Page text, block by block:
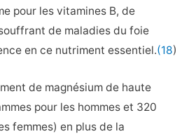
pour les vitamines B, de
de maladies du foie
en ce nutriment essentiel.(18)
de magnésium de haute
pour les hommes et 320
femmes) en plus de la